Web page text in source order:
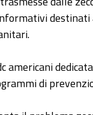
americani
di